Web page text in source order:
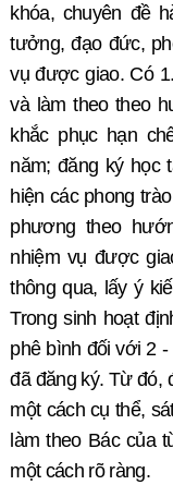
khóa, chuyên đề
tưởng, đạo đức,
vụ được giao. Có
và làm theotheo
khắc phục hạn
năm; đăng ký học
hiện cácphong
phươngtheo
nhiệm vụ được
thông qua, lấy ý
Trong sinh hoạt
phê bình đối với 2
đã đăng ký. Từ đó,
một cách cụ thể,
làm theo Bác của
một cách rõ ràng.